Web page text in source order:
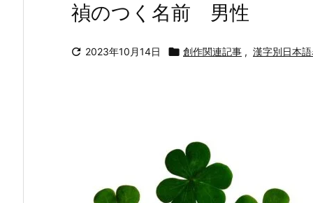
禎のつく名前 男性
 2023年10月14日  創作関連記事 , 漢字別日本